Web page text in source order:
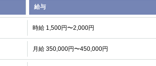
給与
時給 1,500円〜2,000円
月給 350,000円〜450,000円
川崎 溝の口
本厚木
武蔵小杉
関内・馬車道・
日ノ出町
武蔵新城 元住吉
たまプラーザ